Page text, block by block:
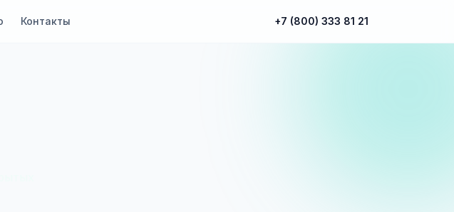
Контакты +7 (800) 333 81 21